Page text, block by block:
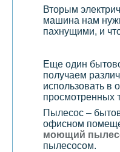
Вторым
машина нам
пахнущими, и
Еще один
получаем
использовать в
просмотренных
Пылесос –
офисном
моющий
пылесосом.